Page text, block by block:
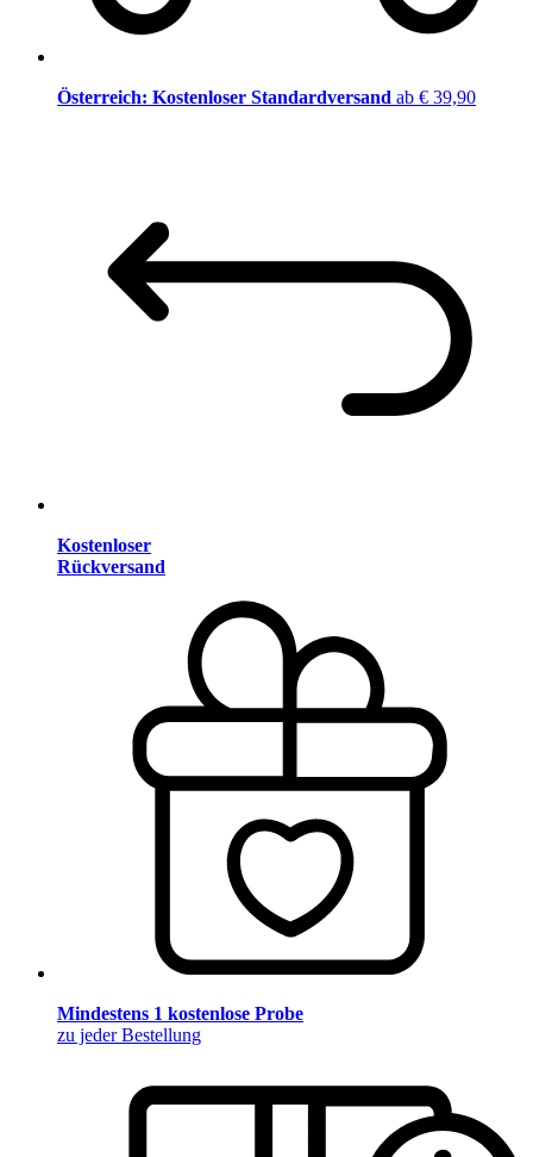
Österreich: Kostenloser Standardversand ab € 39,90
Kostenloser
Rückversand
Mindestens 1 kostenlose Probe
zu jeder Bestellung